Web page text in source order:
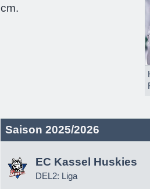
cm.
Saison 2025/2026
EC Kassel Huskies
DEL2: Liga